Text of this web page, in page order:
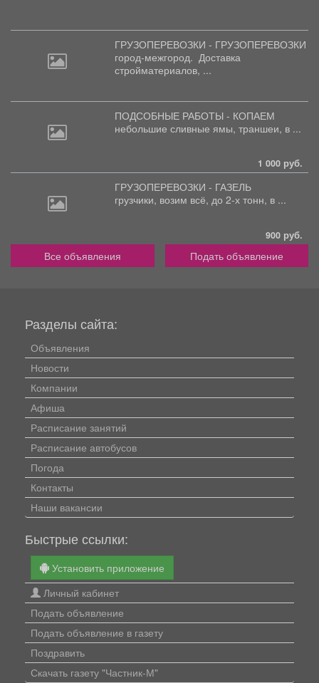
ГРУЗОПЕРЕВОЗКИ - ГРУЗОПЕРЕВОЗКИ
город-межгород. Доставка
стройматериалов, ...
ПОДСОБНЫЕ РАБОТЫ - КОПАЕМ
небольшие сливные ямы, траншеи, в ...
1 000 руб.
ГРУЗОПЕРЕВОЗКИ - ГАЗЕЛЬ
грузчики, возим всё, до 2-х тонн, в ...
900 руб.
Все объявления Подать объявление
Разделы сайта:
Объявления
Новости
Компании
Афиша
Расписание занятий
Расписание автобусов
Погода
Контакты
Наши вакансии
Быстрые ссылки:
Установить приложение
Личный кабинет
Подать объявление
Подать объявление в газету
Поздравить
Скачать газету "Частник-М"